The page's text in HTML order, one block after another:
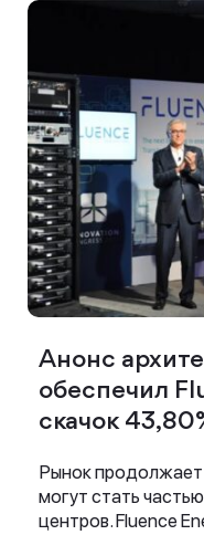
Анонс
обеспечил
скачок
Рынок продолжает
могут стать
центров. Fluence